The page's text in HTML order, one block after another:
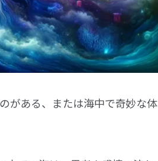
がある、または海中で奇妙な体